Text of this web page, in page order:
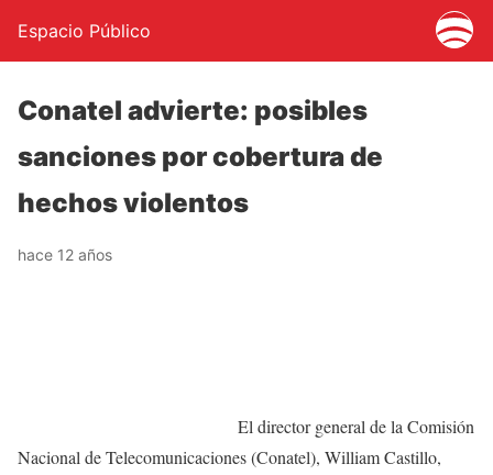
Espacio Público
Conatel advierte: posibles
sanciones por cobertura de
hechos violentos
hace 12 años
El director general de la Comisión
Nacional de Telecomunicaciones (Conatel), William Castillo,